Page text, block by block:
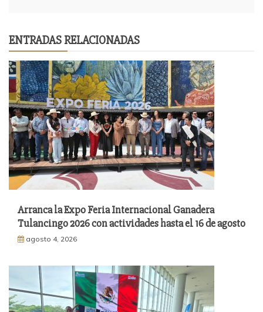
ENTRADAS RELACIONADAS
Arranca la Expo Feria Internacional Ganadera
Tulancingo 2026 con actividades hasta el 16 de agosto
agosto 4, 2026